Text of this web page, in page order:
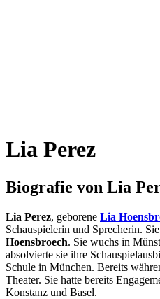
Lia Perez
Biografie von Lia
Lia Perez, geborene Lia
Schauspielerin und Sprecherin.
Hoensbroech. Sie wuchs in
absolvierte sie ihre
Schule in München. Bereits
Theater. Sie hatte bereits
Konstanz und Basel.